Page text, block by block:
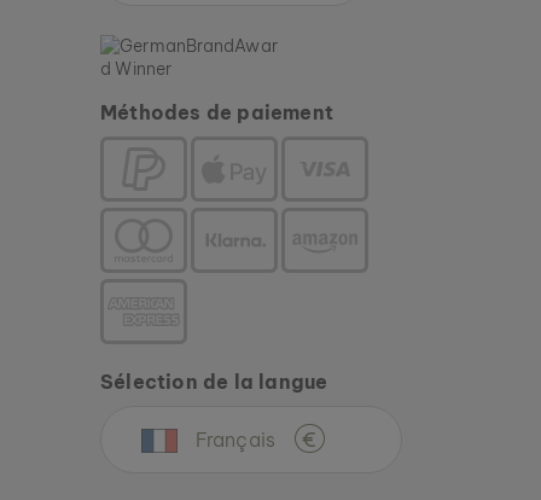
Méthodes de paiement
Sélection de la langue
Français €